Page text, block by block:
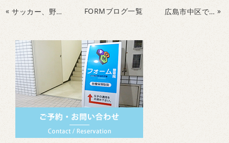
« サッカー、野球の判断力向上トレーニング。ライフキネティック FORMブログ一覧 広島市中区で野球・サッカーの怪我をしないために体作り・脳と視覚ライフキネティック »